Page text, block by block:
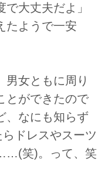
大丈夫だよ」
たようで一安
男女ともに周り
とができたので
、なにも知らず
らドレスやスーツ
笑)。って、笑